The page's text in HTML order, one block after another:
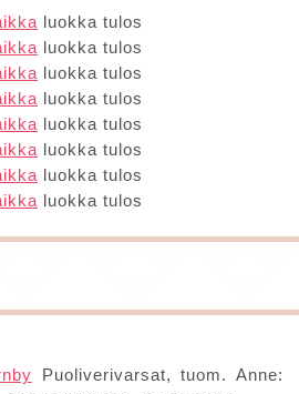
luokka tulos
luokka tulos
luokka tulos
luokka tulos
luokka tulos
luokka tulos
luokka tulos
luokka tulos
Puoliverivarsat, tuom. Anne: